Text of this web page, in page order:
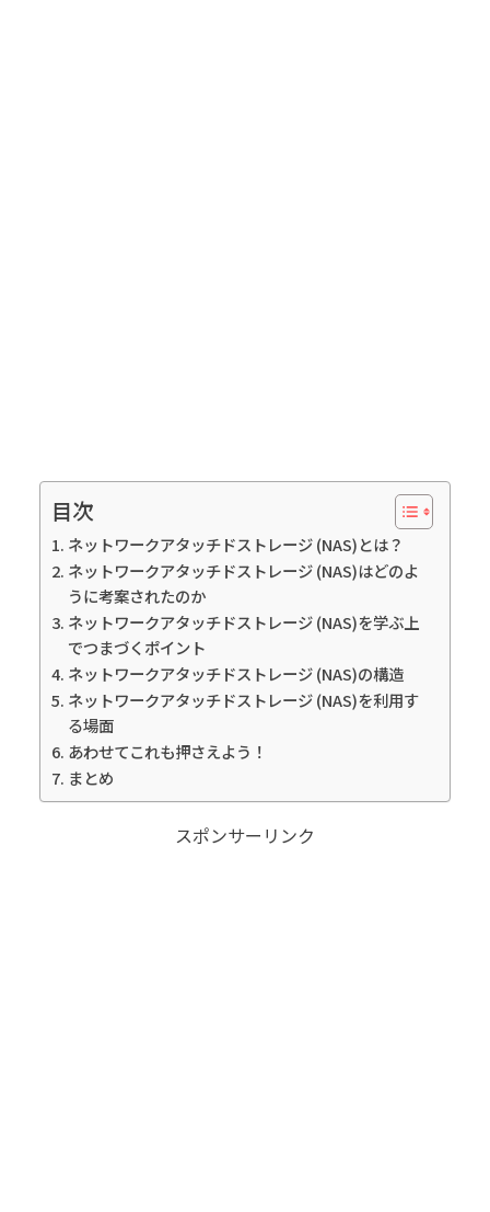
目次
ネットワークアタッチドストレージ (NAS)とは？
ネットワークアタッチドストレージ (NAS)はどのよ
うに考案されたのか
ネットワークアタッチドストレージ (NAS)を学ぶ上
でつまづくポイント
ネットワークアタッチドストレージ (NAS)の構造
ネットワークアタッチドストレージ (NAS)を利用す
る場面
あわせてこれも押さえよう！
まとめ
スポンサーリンク